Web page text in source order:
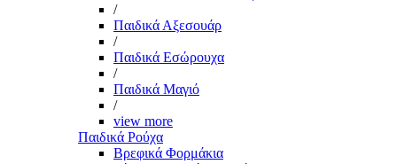
/
Παιδικά Αξεσουάρ
/
Παιδικά Εσώρουχα
/
Παιδικά Μαγιό
/
view more
Παιδικά Ρούχα
Βρεφικά Φορμάκια